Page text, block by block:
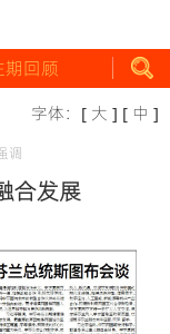
期回顾
字体： [ 大 ] [ 中 ]
调
合发展